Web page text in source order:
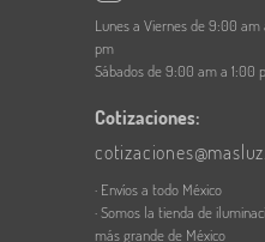
Lunes a Viernes de 9:00
pm
Sábados de 9:00 am a 1:00
Cotizaciones:
· Envíos a todo México
· Somos la tienda de
más grande de México